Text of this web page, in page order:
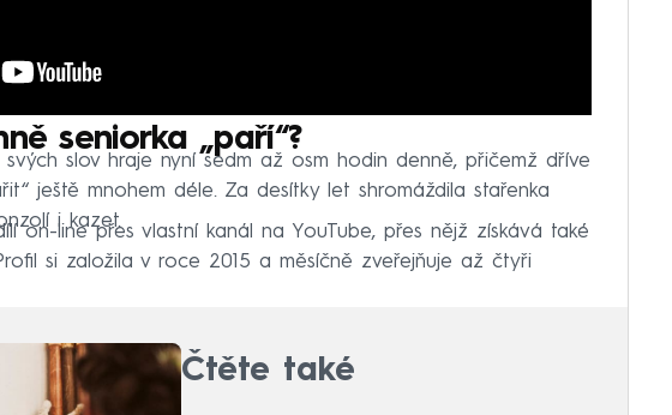
seniorka „paří“?
slov hraje nyní sedm až osm hodin denně, přičemž dříve
ještě mnohem déle. Za desítky let shromáždila stařenka
i kazet.
on-line přes vlastní kanál na YouTube, přes nějž získává také
si založila v roce 2015 a měsíčně zveřejňuje až čtyři
Čtěte také